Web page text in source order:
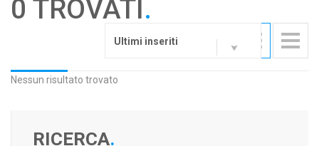
0 TROVATI.
Ultimi inseriti
Nessun risultato trovato
RICERCA.